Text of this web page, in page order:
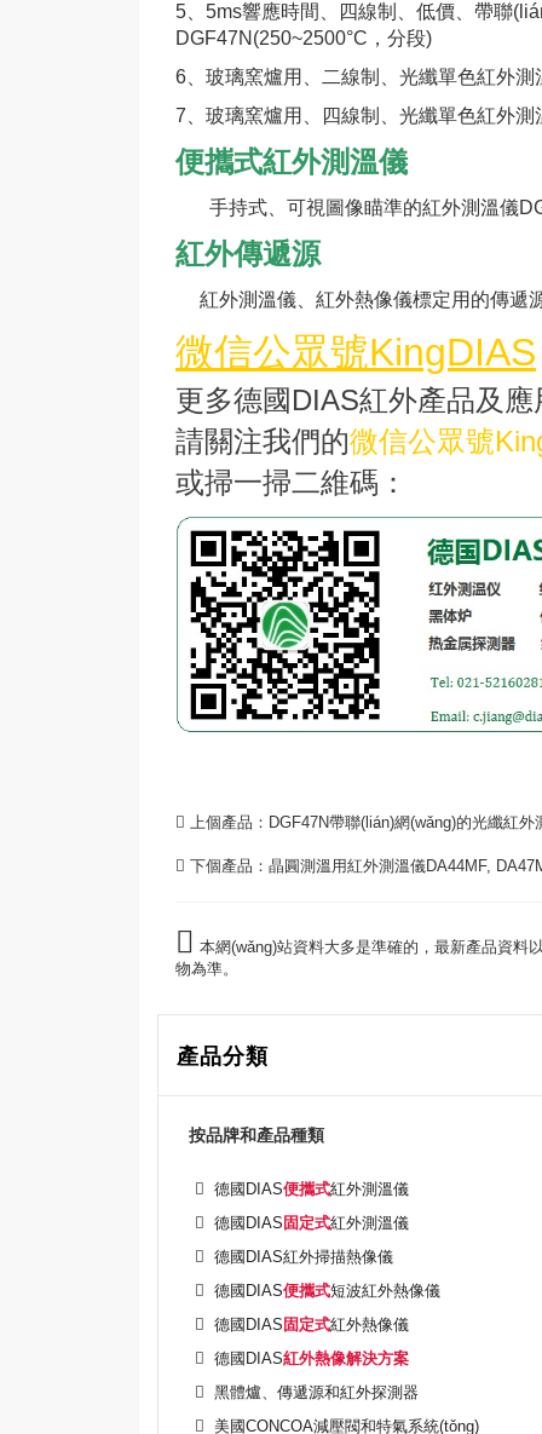
5、 5ms響應時間、四線制、低價、帶聯
DGF47N(250~2500°C，分段)
6、 玻璃窯爐用、二線制、光纖單色紅外
7、 玻璃窯爐用、四線制、光纖單色紅外
便攜式紅外測溫儀
手持式、可視圖像瞄準的紅外測溫儀
紅外傳遞源
紅外測溫儀、紅外熱像儀標定用的傳遞
微信公眾號KingDIAS
更多德國DIAS紅外產品及應
請關注我們的微信公眾號
或掃一掃二維碼：
上個產品： DGF47N帶聯(lián)網(wǎng)的光纖紅外
下個產品： 晶圓測溫用紅外測溫儀DA44MF,
本網(wǎng)站資料大多是準確的，最新產品資料
物為準。
產品分類
按品牌和產品種類
德國DIAS便攜式紅外測溫儀
德國DIAS 固定式紅外測溫儀
德國DIAS紅外掃描熱像儀
德國DIAS便攜式短波紅外熱像儀
德國DIAS 固定式紅外熱像儀
德國DIAS紅外熱像解決方案
黑體爐、傳遞源和紅外探測器
美國CONCOA減壓閥和特氣系統(tǒng)